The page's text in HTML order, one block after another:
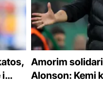
i
Amorim
Alonson: Kemi